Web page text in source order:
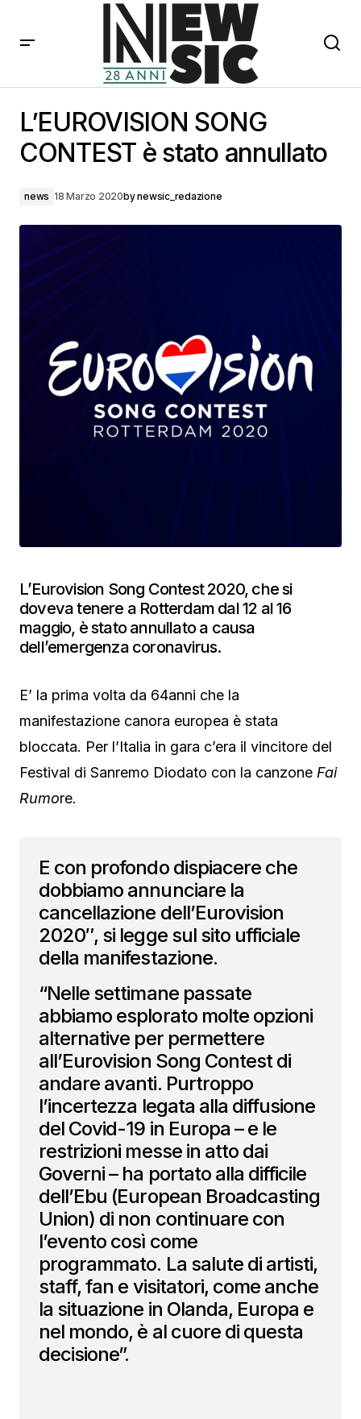
L’EUROVISION SONG
CONTEST è stato annullato
news 18 Marzo 2020bynewsic_redazione
L’Eurovision Song Contest 2020, che si
doveva tenere a Rotterdam dal 12 al 16
maggio, è stato annullato a causa
dell’emergenza coronavirus.
E’ la prima volta da 64anni che la
manifestazione canora europea è stata
bloccata. Per l’Italia in gara c’era il vincitore del
Festival di Sanremo Diodato con la canzone Fai
Rumore.
E con profondo dispiacere che
dobbiamo annunciare la
cancellazione dell’Eurovision
2020″, si legge sul sito ufficiale
della manifestazione.
“Nelle settimane passate
abbiamo esplorato molte opzioni
alternative per permettere
all’Eurovision Song Contest di
andare avanti. Purtroppo
l’incertezza legata alla diffusione
del Covid-19 in Europa – e le
restrizioni messe in atto dai
Governi – ha portato alla difficile
dell’Ebu (European Broadcasting
Union) di non continuare con
l’evento così come
programmato. La salute di artisti,
staff, fan e visitatori, come anche
la situazione in Olanda, Europa e
nel mondo, è al cuore di questa
decisione”.